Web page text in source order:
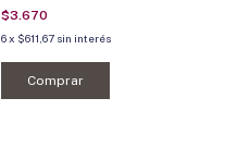
$3.670
6 x $611,67 sin interés
Comprar